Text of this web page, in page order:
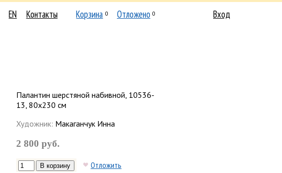
EN Контакты Корзина 0 Отложено 0 Вход
Палантин шерстяной набивной, 10536-
13, 80х230 см
Художник: Макаганчук Инна
2 800 руб.
Отложить